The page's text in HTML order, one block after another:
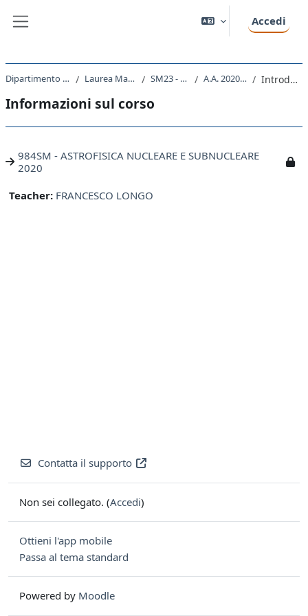
Accedi
Dipartimento di Fisica Laurea Magistrale SM23 - FISICA A.A. 2020 - 2021 Introduzione
Informazioni sul corso
984SM - ASTROFISICA NUCLEARE E SUBNUCLEARE
2020
Teacher: FRANCESCO LONGO
Contatta il supporto
Non sei collegato. (Accedi)
Ottieni l'app mobile
Passa al tema standard
Powered by Moodle